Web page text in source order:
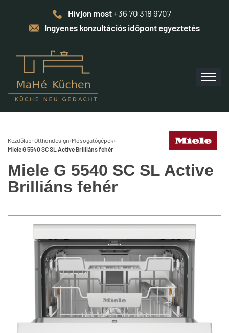
Hívjon most+36 70 318 9707
Ingyenes konzultációs időpont egyeztetés
Kezdőlap›Otthondesign› Mosogatógépek›
Miele G 5540 SC SL Active Brilliáns fehér
Miele G 5540 SC SL Active
Brilliáns fehér